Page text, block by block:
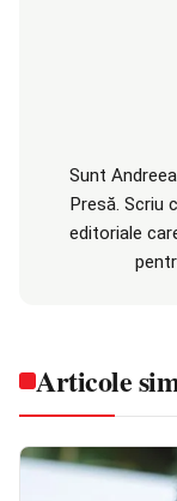
Sunt
Presă. Scriu
editoriale
Articole